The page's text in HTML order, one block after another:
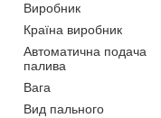
Виробник
Країна виробник
Автоматична подача
палива
Вага
Вид пального